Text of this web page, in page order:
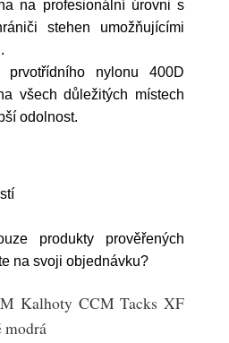
na profesionální úrovni s
stehen umožňujícími
nylonu 400D
všech důležitých místech
odolnost.
produkty prověřených
na svoji objednávku?
Kalhoty CCM Tacks XF
modrá